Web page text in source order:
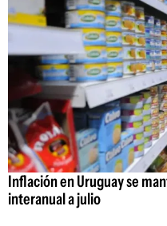
Inflación en Uruguay se
interanual a julio